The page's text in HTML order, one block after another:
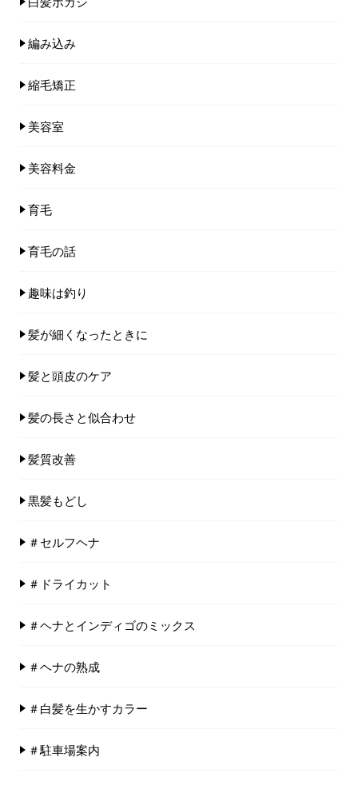
編み込み
縮毛矯正
美容室
美容料金
育毛
育毛の話
趣味は釣り
髪が細くなったときに
髪と頭皮のケア
髪の長さと似合わせ
髪質改善
黒髪もどし
＃セルフヘナ
＃ドライカット
＃ヘナとインディゴのミックス
＃ヘナの熟成
＃白髪を生かすカラー
＃駐車場案内